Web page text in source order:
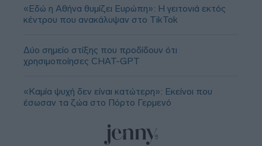
«Εδώ η Αθήνα θυμίζει Ευρώπη»: H γειτονιά εκτός
κέντρου που ανακάλυψαν στο TikTok
Δύο σημείο στίξης που προδίδουν ότι
χρησιμοποίησες CHAT-GPT
«Καμία ψυχή δεν είναι κατώτερη»: Εκείνοι που
έσωσαν τα ζώα στο Πόρτο Γερμενό